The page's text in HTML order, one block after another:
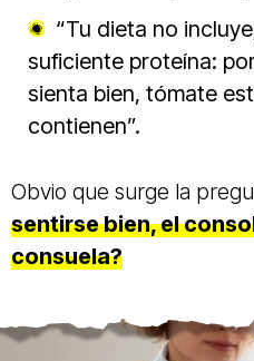
“Tu dieta no
suficiente proteína:
sienta bien, tómate
contienen”.
Obvio que surge la
sentirse bien, el
consuela?